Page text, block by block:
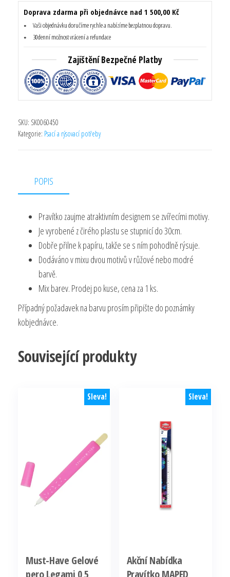
Pravítko
KEYROAD
Zvířátka
mix
množství
Doprava zdarma při objednávce nad 1 500,00 Kč
Vaši objednávku doručíme rychle a nabízíme bezplatnou dopravu.
30denní možnost vrácení a refundace
Zajištění Bezpečné Platby
SKU: SK0060450
Kategorie: Psací a rýsovací potřeby
POPIS
Pravítko zaujme atraktivním designem se zvířecími motivy.
Je vyrobené z čirého plastu se stupnicí do 30cm.
Dobře přilne k papíru, takže se s ním pohodlně rýsuje.
Dodáváno v mixu dvou motivů v růžové nebo modré
barvě.
Mix barev. Prodej po kuse, cena za 1 ks.
Případný požadavek na barvu prosím připište do poznámky
kobjednávce.
Související produkty
Sleva!
Must-Have Gelové
pero Legami 0,5
Sleva!
Akční Nabídka
Pravítko MAPED